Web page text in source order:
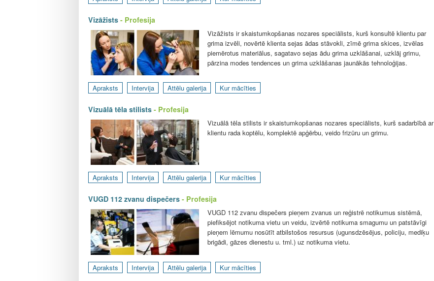
Vizāžists - Profesija
Vizāžists ir skaistumkopšanas nozares speciālists, kurš konsultē klientu par
grima izvēli, novērtē klienta sejas ādas stāvokli, zīmē grima skices, izvēlas
piemērotus materiālus, sagatavo sejas ādu grima uzklāšanai, uzklāj grimu,
pārzina modes tendences un grima uzklāšanas jaunākās tehnoloģijas.
Apraksts Intervija Attēlu galerija Kur mācīties
Vizuālā tēla stilists - Profesija
Vizuālā tēla stilists ir skaistumkopšanas nozares speciālists, kurš sadarbībā ar
klientu rada koptēlu, komplektē apģērbu, veido frizūru un grimu.
Apraksts Intervija Attēlu galerija Kur mācīties
VUGD 112 zvanu dispečers - Profesija
VUGD 112 zvanu dispečers pieņem zvanus un reģistrē notikumus sistēmā,
piefiksējot notikuma vietu un veidu, izvērtē notikuma smagumu un patstāvīgi
pieņem lēmumu nosūtīt atbilstošos resursus (ugunsdzēsējus, policiju, mediķu
brigādi, gāzes dienestu u. tml.) uz notikuma vietu.
Apraksts Intervija Attēlu galerija Kur mācīties